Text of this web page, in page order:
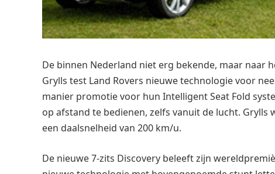
De binnen Nederland niet erg bekende, maar naar
Grylls test Land Rovers nieuwe technologie voor
manier promotie voor hun Intelligent Seat Fold
op afstand te bedienen, zelfs vanuit de lucht.
een daalsnelheid van 200 km/u.
De nieuwe 7-zits Discovery beleeft zijn